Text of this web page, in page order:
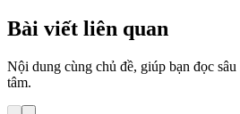
Bài viết liên quan
Nội dung cùng chủ đề, giúp bạn đọc
tâm.